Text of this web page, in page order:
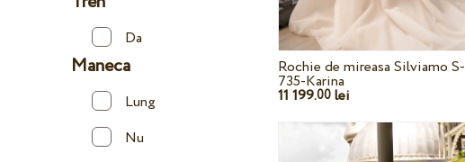
Da
Maneca
Lung
Nu
Rochie de mireasa Silviamo S-
735-Karina
11 199.00 lei